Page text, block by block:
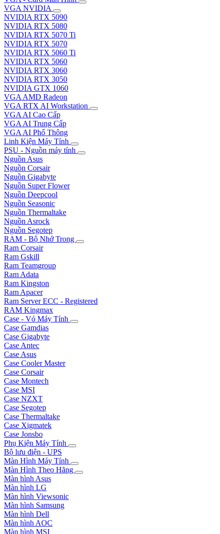
VGA NVIDIA
NVIDIA RTX 5090
NVIDIA RTX 5080
NVIDIA RTX 5070 Ti
NVIDIA RTX 5070
NVIDIA RTX 5060 Ti
NVIDIA RTX 5060
NVIDIA RTX 3060
NVIDIA RTX 3050
NVIDIA GTX 1060
VGA AMD Radeon
VGA RTX AI Workstation
VGA AI Cao Cấp
VGA AI Trung Cấp
VGA AI Phổ Thông
Linh Kiện Máy Tính
PSU - Nguồn máy tính
Nguồn Asus
Nguồn Corsair
Nguồn Gigabyte
Nguồn Super Flower
Nguồn Deepcool
Nguồn Seasonic
Nguồn Thermaltake
Nguồn Asrock
Nguồn Segotep
RAM - Bộ Nhớ Trong
Ram Corsair
Ram Gskill
Ram Teamgroup
Ram Adata
Ram Kingston
Ram Apacer
Ram Server ECC - Registered
RAM Kingmax
Case - Vỏ Máy Tính
Case Gamdias
Case Gigabyte
Case Antec
Case Asus
Case Cooler Master
Case Corsair
Case Montech
Case MSI
Case NZXT
Case Segotep
Case Thermaltake
Case Xigmatek
Case Jonsbo
Phụ Kiện Máy Tính
Bộ lưu điện - UPS
Màn Hình Máy Tính
Màn Hình Theo Hãng
Màn hình Asus
Màn hình LG
Màn hình Viewsonic
Màn hình Samsung
Màn hình Dell
Màn hình AOC
Màn hình MSI